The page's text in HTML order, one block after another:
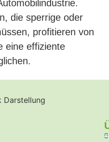
die sperrige oder
profitieren von
eine effiziente